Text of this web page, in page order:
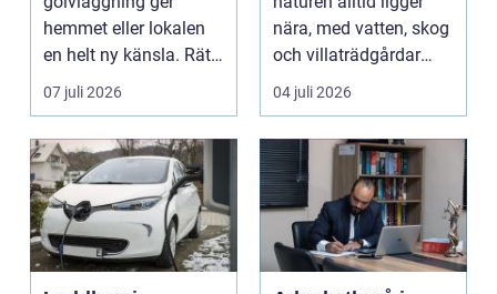
hemmet eller lokalen
en helt ny känsla. Rätt
materi...
07 juli 2026
nära, med vatten, skog
och villaträdgårdar
som ramar in ...
04 juli 2026